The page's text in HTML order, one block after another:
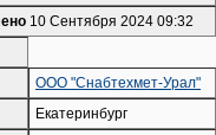
10 Сентября 2024 09:32
ООО "Снабтехмет-Урал"
Екатеринбург